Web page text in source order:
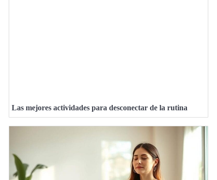
Las mejores actividades para desconectar de la rutina